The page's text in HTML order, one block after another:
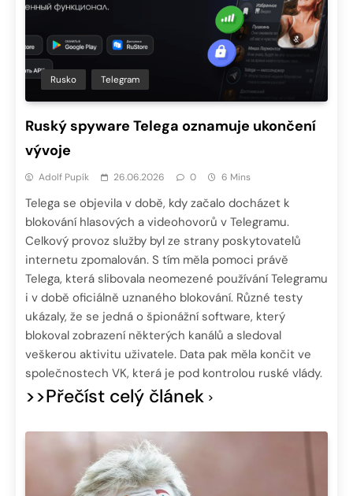
Rusko Telegram
Ruský spyware Telega oznamuje ukončení
vývoje
Adolf Pupík 26.06.2026 0 6 Mins
Telega se objevila v době, kdy začalo docházet k
blokování hlasových a videohovorů v Telegramu.
Celkový provoz služby byl ze strany poskytovatelů
internetu zpomalován. S tím měla pomoci právě
Telega, která slibovala neomezené používání Telegramu
i v době oficiálně uznaného blokování. Různé testy
ukázaly, že se jedná o špionážní software, který
blokoval zobrazení některých kanálů a sledoval
veškerou aktivitu uživatele. Data pak měla končit ve
společnostech VK, která je pod kontrolou ruské vlády.
>>Přečíst celý článek